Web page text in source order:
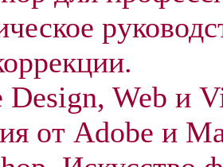
Web и
от Adobe и